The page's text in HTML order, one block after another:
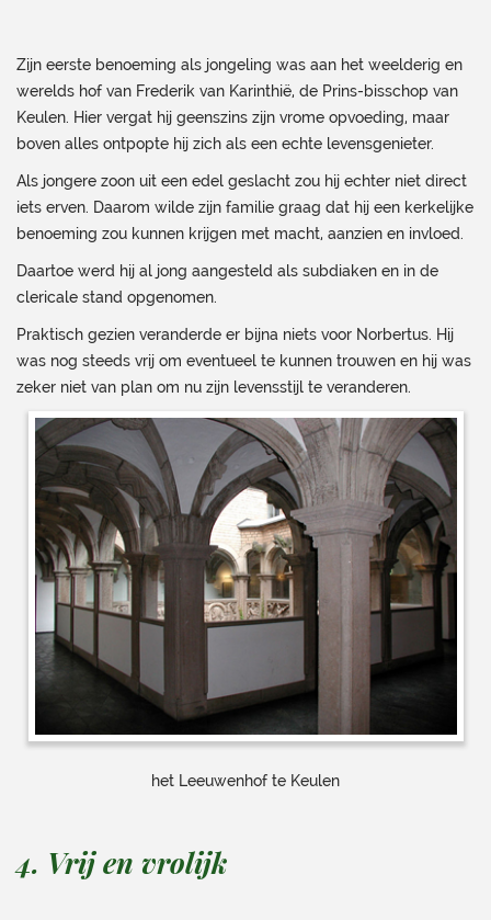
Zijn eerste benoeming als jongeling was aan het weelderig en
werelds hof van Frederik van Karinthië, de Prins-bisschop van
Keulen. Hier vergat hij geenszins zijn vrome opvoeding, maar
boven alles ontpopte hij zich als een echte levensgenieter.
Als jongere zoon uit een edel geslacht zou hij echter niet direct
iets erven. Daarom wilde zijn familie graag dat hij een kerkelijke
benoeming zou kunnen krijgen met macht, aanzien en invloed.
Daartoe werd hij al jong aangesteld als subdiaken en in de
clericale stand opgenomen.
Praktisch gezien veranderde er bijna niets voor Norbertus. Hij
was nog steeds vrij om eventueel te kunnen trouwen en hij was
zeker niet van plan om nu zijn levensstijl te veranderen.
het Leeuwenhof te Keulen
4. Vrij en vrolijk